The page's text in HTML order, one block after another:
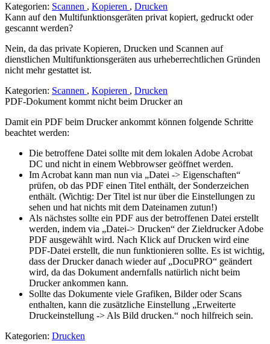
Kategorien: Scannen , Kopieren , Drucken
Kann auf den Multifunktionsgeräten privat kopiert, gedruckt oder
gescannt werden?
Nein, da das private Kopieren, Drucken und Scannen auf
dienstlichen Multifunktionsgeräten aus urheberrechtlichen Gründen
nicht mehr gestattet ist.
Kategorien: Scannen , Kopieren , Drucken
PDF-Dokument kommt nicht beim Drucker an
Damit ein PDF beim Drucker ankommt können folgende Schritte
beachtet werden:
Die betroffene Datei sollte mit dem lokalen Adobe Acrobat
DC und nicht in einem Webbrowser geöffnet werden.
Im Acrobat kann man nun via „Datei -> Eigenschaften“
prüfen, ob das PDF einen Titel enthält, der Sonderzeichen
enthält. (Wichtig: Der Titel ist nur über die Einstellungen zu
sehen und hat nichts mit dem Dateinamen zutun!)
Als nächstes sollte ein PDF aus der betroffenen Datei erstellt
werden, indem via „Datei-> Drucken“ der Zieldrucker Adobe
PDF ausgewählt wird. Nach Klick auf Drucken wird eine
PDF-Datei erstellt, die nun funktionieren sollte. Es ist wichtig,
dass der Drucker danach wieder auf „DocuPRO“ geändert
wird, da das Dokument andernfalls natürlich nicht beim
Drucker ankommen kann.
Sollte das Dokumente viele Grafiken, Bilder oder Scans
enthalten, kann die zusätzliche Einstellung „Erweiterte
Druckeinstellung -> Als Bild drucken.“ noch hilfreich sein.
Kategorien: Drucken